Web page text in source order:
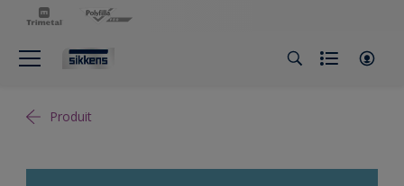
Produit